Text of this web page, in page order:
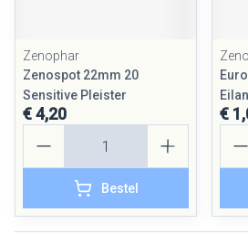
Zenophar
Zenospot 22mm 20
Sensitive Pleister
€ 4,20
Bestel
€